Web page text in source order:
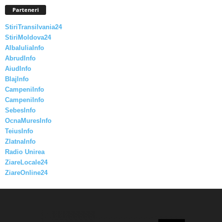
Parteneri
StiriTransilvania24
StiriMoldova24
AlbaIuliaInfo
AbrudInfo
AiudInfo
BlajInfo
CampeniInfo
CampeniInfo
SebesInfo
OcnaMuresInfo
TeiusInfo
ZlatnaInfo
Radio Unirea
ZiareLocale24
ZiareOnline24